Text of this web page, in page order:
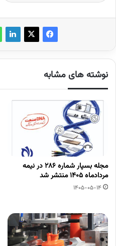
نوشته های مشابه
مجله بسپار شماره 286 در نیمه
مردادماه 1405 منتشر شد
1405-05-14